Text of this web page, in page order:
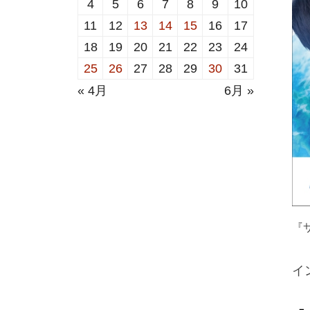
イ
4 5 6 7 8 9
10
11
12 13 14 15 16
17
18
19 20 21 22 23
24
25
26 27 28 29 30
31
« 4月
6月 »